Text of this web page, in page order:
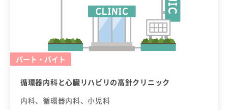
パート・バイト
循環器内科と心臓リハビリの高針クリニック
内科、循環器内科、小児科